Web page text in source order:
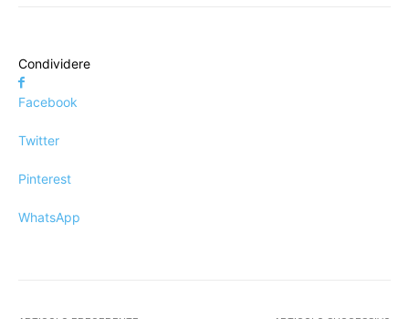
Condividere
Facebook
Twitter
Pinterest
WhatsApp